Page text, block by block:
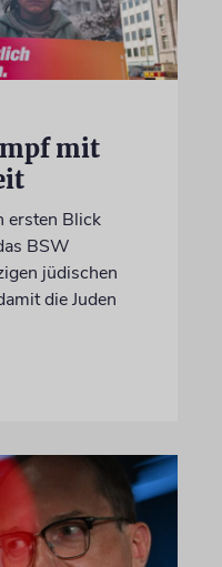
mit
ersten Blick
BSW
jüdischen
die Juden